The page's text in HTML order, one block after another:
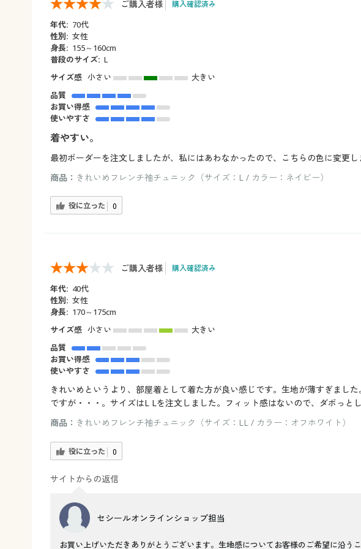
ご購入者様 購入確認済み
年代: 70代
性別: 女性
身長: 155～160cm
普段のサイズ: L
サイズ感 小さい
大きい
品質
お買い得感
使いやすさ
着やすい。
最初ボーダーを注文しましたが、私にはあわなかったので、こちらの色に変更し
商品： きれいめフレンチ袖チュニック（サイズ：L / カラー：ネイビー）
役に立った 0
ご購入者様 購入確認済み
年代: 40代
性別: 女性
身長: 170～175cm
サイズ感 小さい
大きい
品質
お買い得感
使いやすさ
きれいめというより、部屋着として着た方が良い感じです。生地が薄すぎまし
ですが・・・。サイズはL Lを注文しました。フィット感はないので、ダボっとし
商品： きれいめフレンチ袖チュニック（サイズ：LL / カラー：オフホワイト）
役に立った 0
サイトからの返信
セシールオンラインショップ担当
お買い上げいただきありがとうございます。生地感についてお客様のご希望に沿